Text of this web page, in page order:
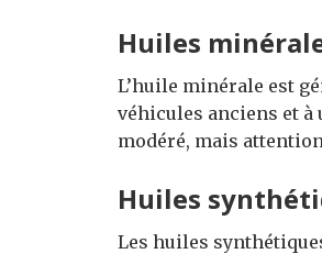
Huiles
L’huile minérale est
véhicules anciens et à
modéré, mais
Huiles
Les huiles